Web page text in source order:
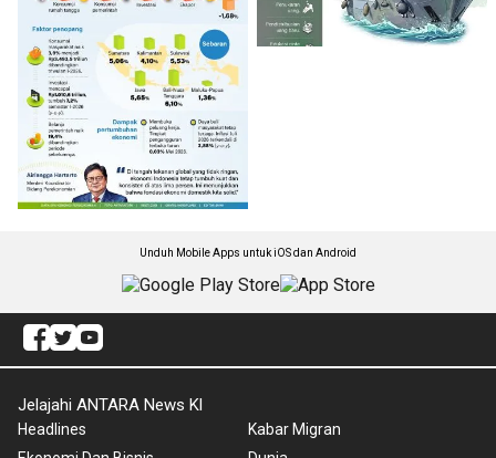
Unduh Mobile Apps untuk iOS dan Android
Jelajahi ANTARA News Kl
Headlines
Kabar Migran